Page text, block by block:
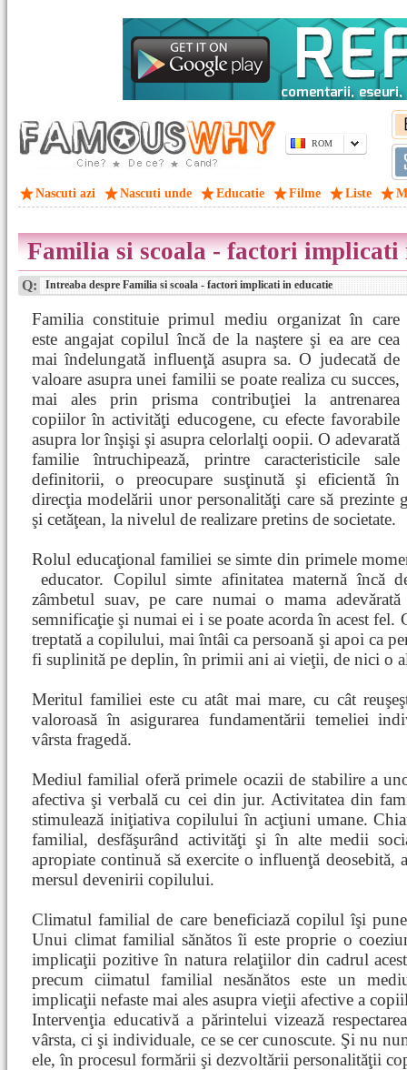
ROM
Nascuti azi Nascuti unde Educatie Filme Liste
Familia si scoala - factori implicati
Q: Intreaba despre Familia si scoala - factori implicati in educatie
Familia constituie primul mediu organizat în care
este angajat copilul încă de la naştere şi ea are cea
mai îndelungată influenţă asupra sa. O judecată de
valoare asupra unei familii se poate realiza cu succes,
mai ales prin prisma contribuţiei la antrenarea
copiilor în activităţi educogene, cu efecte favorabile
asupra lor înşişi şi asupra celorlalţi oopii. O adevarată
familie întruchipează, printre caracteristicile sale
definitorii, o preocupare susţinută şi eficientă în
direcţia modelării unor personalităţi care să
şi cetăţean, la nivelul de realizare pretins de societate.
Rolul educaţional familiei se simte din primele
educator. Copilul simte afinitatea maternă încă
zâmbetul suav, pe care numai o mama
semnificaţie şi numai ei i se poate acorda în acest
treptată a copilului, mai întâi ca persoană şi apoi ca
fi suplinită pe deplin, în primii ani ai vieţii, de nici o
Meritul familiei este cu atât mai mare, cu cât
valoroasă în asigurarea fundamentării temeliei
vârsta fragedă.
Mediul familial oferă primele ocazii de stabilire a
afectiva şi verbală cu cei din jur. Activitatea din
stimulează iniţiativa copilului în acţiuni umane.
familial, desfăşurând activităţi şi în alte medii
apropiate continuă să exercite o influenţă
mersul devenirii copilului.
Climatul familial de care beneficiază copilul îşi
Unui climat familial sănătos îi este proprie o
implicaţii pozitive în natura relaţiilor din cadrul
precum ciimatul familial nesănătos este un
implicaţii nefaste mai ales asupra vieţii afective a
Intervenţia educativă a părintelui vizează
vârsta, ci şi individuale, ce se cer cunoscute. Şi nu
ele, în procesul formării şi dezvoltării personalităţii